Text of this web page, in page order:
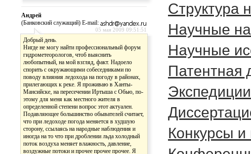
Андрей
(Банковский служащий) E-mail:
05 мая 2009 09:51:51
Добрый день.
Нигде не могу найти профессиональный форум
гидрометеорологов, чтоб выяснить
любопытный, на мой взгляд, факт. Надоело
спорить с окружающими собеседниками по
поводу влияния ледохода на погоду в районах,
прилегающих к реке. Я проживаю в Ханты-
Мансийске, на пересечении Иртыша с Обью, по-
этому для меня как местного жителя в
определенной степени вопрос этот актуален.
Подавляющее большинство обывателей считает,
что при ледоходе погода меняется в худшую
сторону, ссылаясь на народные наблюдения и
иногда на то что при дроблении льда холодный
поток воздуха меняет влажность, давление,
воздужные потоки и прочее прочее прочее. Я
Cтруктура
Научные
Научные
Патентная
Экспедиции
Конкурсы и